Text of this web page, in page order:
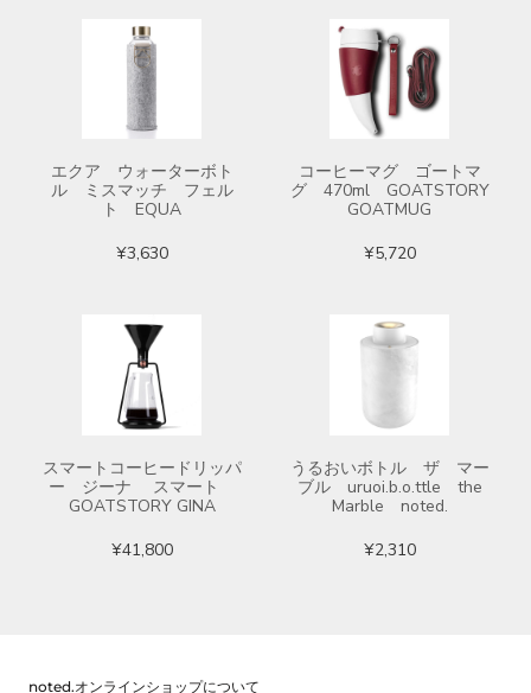
エクア ウォーターボト
ル ミスマッチ フェル
ト EQUA
¥3,630
コーヒーマグ ゴートマ
グ 470ml GOATSTORY
GOATMUG
¥5,720
スマートコーヒードリッパ
ー ジーナ スマート
GOATSTORY GINA
¥41,800
うるおいボトル ザ マー
ブル uruoi.b.o.ttle the
Marble noted.
¥2,310
noted.オンラインショップについて